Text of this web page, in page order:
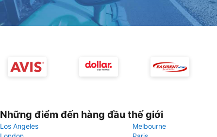
Những điểm đến hàng đầu thế giới
Los Angeles
Melbourne